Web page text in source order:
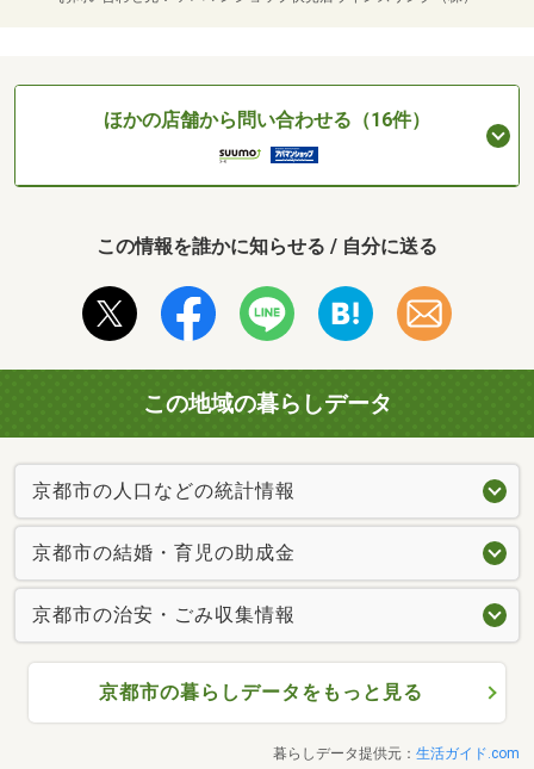
ほかの店舗から問い合わせる（16件）
この情報を誰かに知らせる / 自分に送る
この地域の暮らしデータ
京都市の人口などの統計情報
京都市の結婚・育児の助成金
京都市の治安・ごみ収集情報
京都市の暮らしデータをもっと見る
暮らしデータ提供元： 生活ガイド.com